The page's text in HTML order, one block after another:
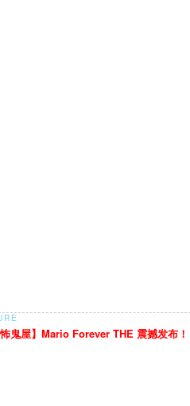
怖鬼屋】Mario Forever THE 震撼发布！